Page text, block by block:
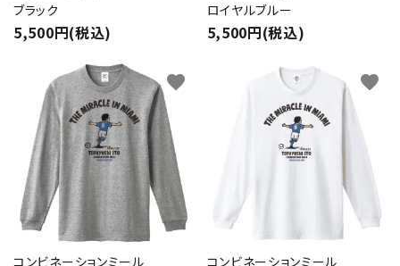
ブラック
5,500円(税込)
ロイヤルブルー
5,500円(税込)
コンビネーションミール
favorite
コンビネーションミール
favorite